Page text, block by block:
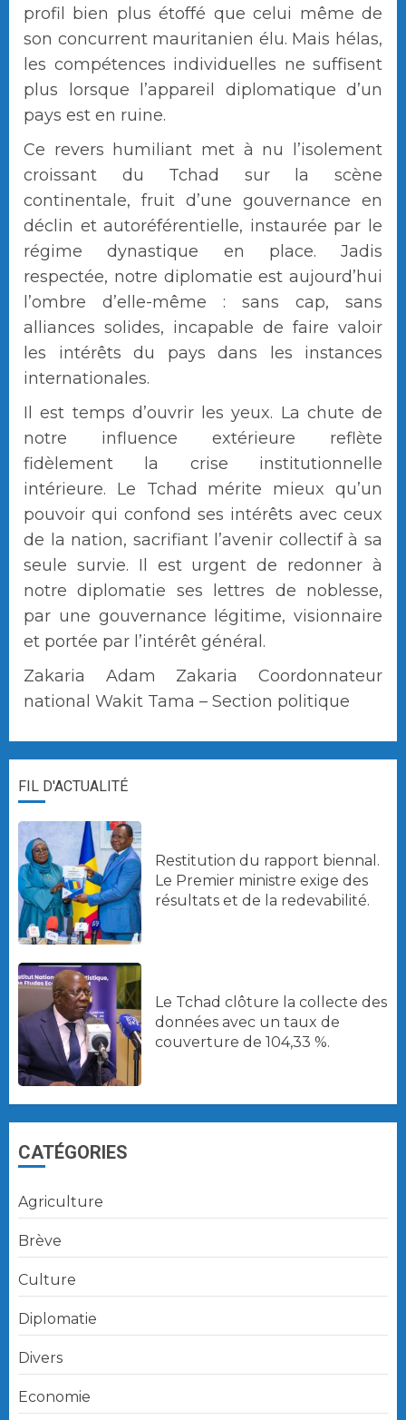
profil bien plus étoffé que celui même de
son concurrent mauritanien élu. Mais hélas,
les compétences individuelles ne suffisent
plus lorsque l’appareil diplomatique d’un
pays est en ruine.
Ce revers humiliant met à nu l’isolement
croissant du Tchad sur la scène
continentale, fruit d’une gouvernance en
déclin et autoréférentielle, instaurée par le
régime dynastique en place. Jadis
respectée, notre diplomatie est aujourd’hui
l’ombre d’elle-même : sans cap, sans
alliances solides, incapable de faire valoir
les intérêts du pays dans les instances
internationales.
Il est temps d’ouvrir les yeux. La chute de
notre influence extérieure reflète
fidèlement la crise institutionnelle
intérieure. Le Tchad mérite mieux qu’un
pouvoir qui confond ses intérêts avec ceux
de la nation, sacrifiant l’avenir collectif à sa
seule survie. Il est urgent de redonner à
notre diplomatie ses lettres de noblesse,
par une gouvernance légitime, visionnaire
et portée par l’intérêt général.
Zakaria Adam Zakaria Coordonnateur
national Wakit Tama – Section politique
FIL D'ACTUALITÉ
Restitution du rapport biennal.
Le Premier ministre exige des
résultats et de la redevabilité.
Le Tchad clôture la collecte des
données avec un taux de
couverture de 104,33 %.
CATÉGORIES
Agriculture
Brève
Culture
Diplomatie
Divers
Economie